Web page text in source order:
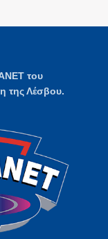
του
της Λέσβου.